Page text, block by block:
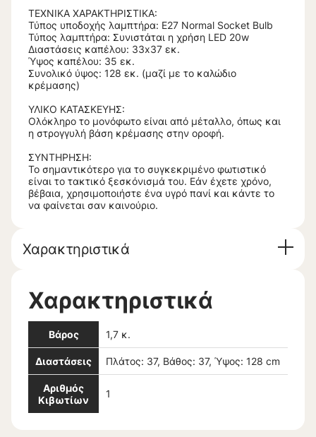
ΤΕΧΝΙΚΑ ΧΑΡΑΚΤΗΡΙΣΤΙΚΑ:
Τύπος υποδοχής λαμπτήρα: Ε27 Normal Socket Bulb
Τύπος λαμπτήρα: Συνιστάται η χρήση LED 20w
Διαστάσεις καπέλου: 33x37 εκ.
Ύψος καπέλου: 35 εκ.
Συνολικό ύψος: 128 εκ. (μαζί με το καλώδιο
κρέμασης)
ΥΛΙΚΟ ΚΑΤΑΣΚΕΥΗΣ:
Ολόκληρο το μονόφωτο είναι από μέταλλο, όπως και
η στρογγυλή βάση κρέμασης στην οροφή.
ΣΥΝΤΗΡΗΣΗ:
Το σημαντικότερο για το συγκεκριμένο φωτιστικό
είναι το τακτικό ξεσκόνισμά του. Εάν έχετε χρόνο,
βέβαια, χρησιμοποιήστε ένα υγρό πανί και κάντε το
να φαίνεται σαν καινούριο.
Χαρακτηριστικά
Χαρακτηριστικά
Βάρος 1,7 κ.
Διαστάσεις Πλάτος: 37, Βάθος: 37, Ύψος: 128 cm
Αριθμός
Κιβωτίων
1